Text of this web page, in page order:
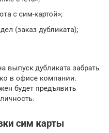
с сим-картой»;
(заказ дубликата);
выпуск дубликата забрать
в офисе компании.
будет предъявить
сим карты